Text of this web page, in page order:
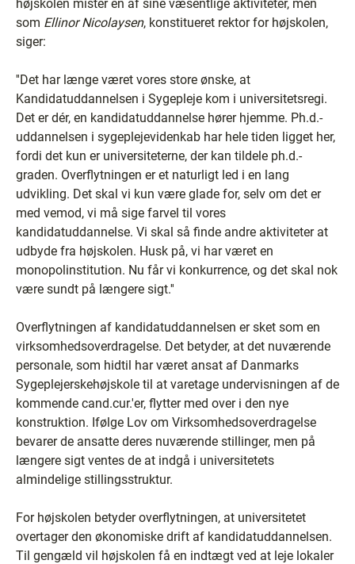
højskolen mister en af sine væsentlige aktiviteter, men
som Ellinor Nicolaysen, konstitueret rektor for højskolen,
siger:
''Det har længe været vores store ønske, at
Kandidatuddannelsen i Sygepleje kom i universitetsregi.
Det er dér, en kandidatuddannelse hører hjemme. Ph.d.-
uddannelsen i sygeplejevidenkab har hele tiden ligget her,
fordi det kun er universiteterne, der kan tildele ph.d.-
graden. Overflytningen er et naturligt led i en lang
udvikling. Det skal vi kun være glade for, selv om det er
med vemod, vi må sige farvel til vores
kandidatuddannelse. Vi skal så finde andre aktiviteter at
udbyde fra højskolen. Husk på, vi har været en
monopolinstitution. Nu får vi konkurrence, og det skal nok
være sundt på længere sigt.''
Overflytningen af kandidatuddannelsen er sket som en
virksomhedsoverdragelse. Det betyder, at det nuværende
personale, som hidtil har været ansat af Danmarks
Sygeplejerskehøjskole til at varetage undervisningen af de
kommende cand.cur.'er, flytter med over i den nye
konstruktion. Ifølge Lov om Virksomhedsoverdragelse
bevarer de ansatte deres nuværende stillinger, men på
længere sigt ventes de at indgå i universitetets
almindelige stillingsstruktur.
For højskolen betyder overflytningen, at universitetet
overtager den økonomiske drift af kandidatuddannelsen.
Til gengæld vil højskolen få en indtægt ved at leje lokaler